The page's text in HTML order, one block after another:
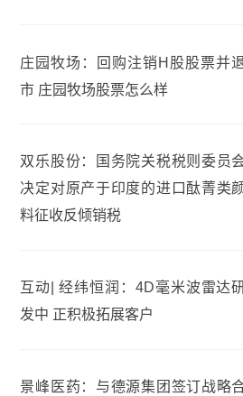
庄园牧场：回购注销H股股票并
市 庄园牧场股票怎么样
双乐股份：国务院关税税则委员
决定对原产于印度的进口酞菁类
料征收反倾销税
互动| 经纬恒润：4D毫米波雷达
发中 正积极拓展客户
景峰医药：与德源集团签订战略